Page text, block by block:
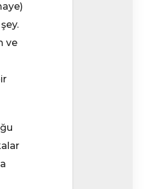
ve